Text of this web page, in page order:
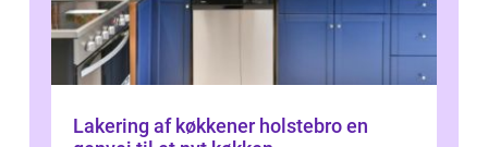
Lakering af køkkener holstebro en